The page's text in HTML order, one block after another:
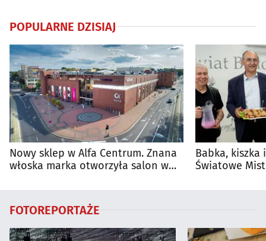
POPULARNE DZISIAJ
Nowy sklep w Alfa Centrum. Znana
włoska marka otworzyła salon w
Babka, kiszka
Światowe
FOTOREPORTAŻE